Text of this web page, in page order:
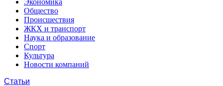
Экономика
Общество
Происшествия
ЖКХ и транспорт
Наука и образование
Спорт
Культура
Новости компаний
Статьи